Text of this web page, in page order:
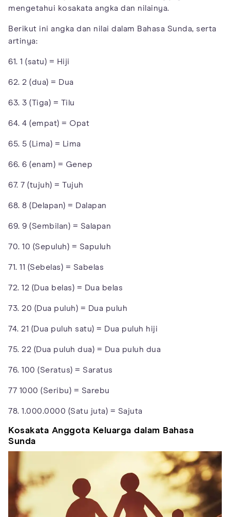
mengetahui kosakata angka dan nilainya.
Berikut ini angka dan nilai dalam Bahasa Sunda, serta
artinya:
61. 1 (satu) = Hiji
62. 2 (dua) = Dua
63. 3 (Tiga) = Tilu
64. 4 (empat) = Opat
65. 5 (Lima) = Lima
66. 6 (enam) = Genep
67. 7 (tujuh) = Tujuh
68. 8 (Delapan) = Dalapan
69. 9 (Sembilan) = Salapan
70. 10 (Sepuluh) = Sapuluh
71. 11 (Sebelas) = Sabelas
72. 12 (Dua belas) = Dua belas
73. 20 (Dua puluh) = Dua puluh
74. 21 (Dua puluh satu) = Dua puluh hiji
75. 22 (Dua puluh dua) = Dua puluh dua
76. 100 (Seratus) = Saratus
77 1000 (Seribu) = Sarebu
78. 1.000.0000 (Satu juta) = Sajuta
Kosakata Anggota Keluarga dalam Bahasa
Sunda